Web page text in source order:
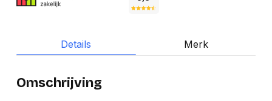
Details Merk
Omschrijving